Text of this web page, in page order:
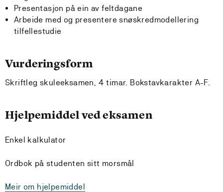
Presentasjon på ein av feltdagane
Arbeide med og presentere snøskredmodellering
tilfellestudie
Vurderingsform
Skriftleg skuleeksamen, 4 timar. Bokstavkarakter A-F.
Hjelpemiddel ved eksamen
Enkel kalkulator
Ordbok på studenten sitt morsmål
Meir om hjelpemiddel